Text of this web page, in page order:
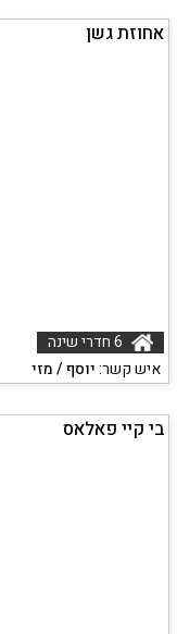
אחוזת גשן
איש קשר:יוסף / מזי
בי קיי פאלאס